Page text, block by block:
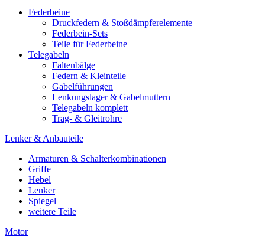
Federbeine
Druckfedern & Stoßdämpferelemente
Federbein-Sets
Teile für Federbeine
Telegabeln
Faltenbälge
Federn & Kleinteile
Gabelführungen
Lenkungslager & Gabelmuttern
Telegabeln komplett
Trag- & Gleitrohre
Lenker & Anbauteile
Armaturen & Schalterkombinationen
Griffe
Hebel
Lenker
Spiegel
weitere Teile
Motor